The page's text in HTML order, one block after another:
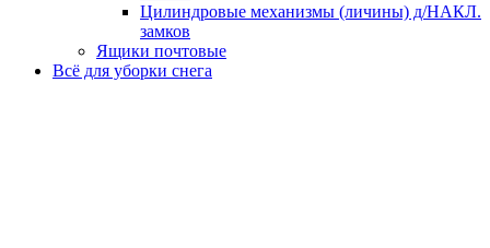
Цилиндровые механизмы (личины) д/НАКЛ.
замков
Ящики почтовые
Всё для уборки снега